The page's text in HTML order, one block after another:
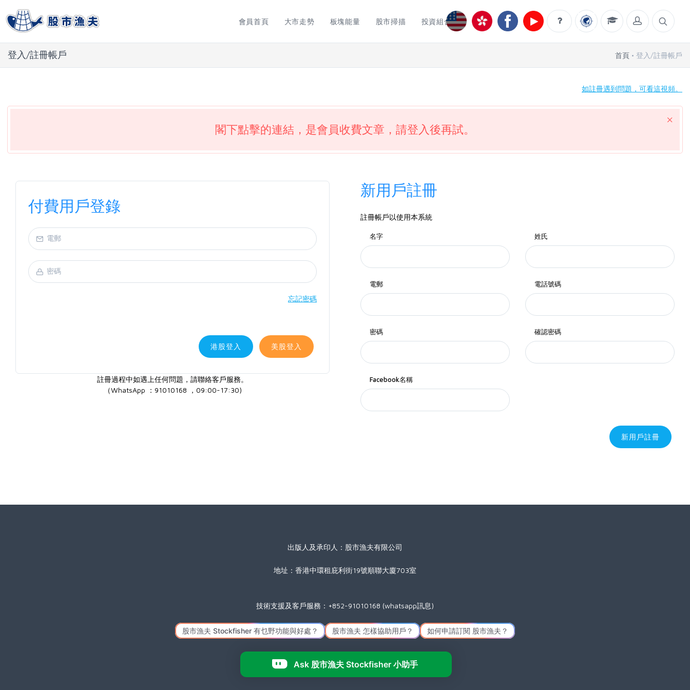
會員首頁 大市走勢 板塊能量 股市掃描 投資組合
登入/註冊帳戶 首頁 登入/註冊帳戶
如註冊遇到問題，可看這視頻。
閣下點擊的連結，是會員收費文章，請登入後再試。
付費用戶登錄
忘記密碼
港股登入 美股登入
註冊過程中如遇上任何問題，請聯絡客戶服務。
（WhatsApp ：91010168 ，09:00-17:30)
新用戶註冊
註冊帳戶以使用本系統
名字 姓氏
電郵 電話號碼
密碼 確認密碼
Facebook名稱
新用戶註冊
出版人及承印人：股市漁夫有限公司
地址：香港中環租庇利街19號順聯大廈703室
技術支援及客戶服務：+852-91010168 (whatsapp訊息)
星期一至五(公眾假期除外) 09:00 至 17:30
Icon made byFreepikfromwww.flaticon.com